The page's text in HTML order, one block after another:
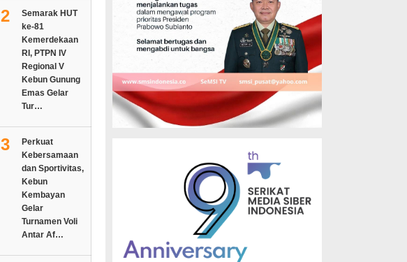
2
Semarak HUT
ke-81
Kemerdekaan
RI, PTPN IV
Regional V
Kebun Gunung
Emas Gelar
Tur…
3
Perkuat
Kebersamaan
dan Sportivitas,
Kebun
Kembayan
Gelar
Turnamen Voli
Antar Af…